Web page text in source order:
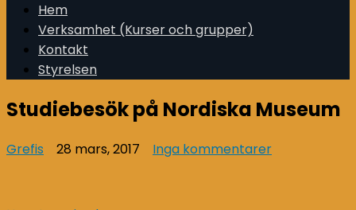
Hem
Verksamhet (Kurser och grupper)
Kontakt
Styrelsen
Studiebesök på Nordiska Museum
Grefis 28 mars, 2017 Inga kommentarertill